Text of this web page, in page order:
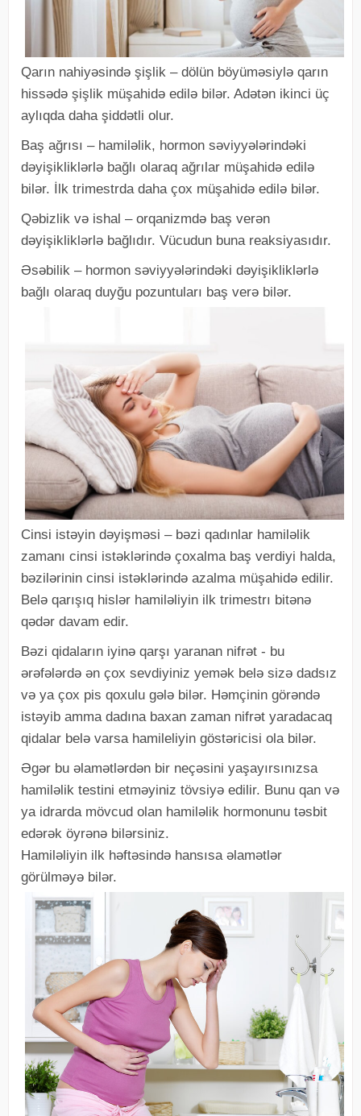
Qarın nahiyəsində şişlik – dölün böyüməsiylə qarın
hissədə şişlik müşahidə edilə bilər. Adətən ikinci üç
aylıqda daha şiddətli olur.
Baş ağrısı – hamiləlik, hormon səviyyələrindəki
dəyişikliklərlə bağlı olaraq ağrılar müşahidə edilə
bilər. İlk trimestrda daha çox müşahidə edilə bilər.
Qəbizlik və ishal – orqanizmdə baş verən
dəyişikliklərlə bağlıdır. Vücudun buna reaksiyasıdır.
Əsəbilik – hormon səviyyələrindəki dəyişikliklərlə
bağlı olaraq duyğu pozuntuları baş verə bilər.
Cinsi istəyin dəyişməsi – bəzi qadınlar hamiləlik
zamanı cinsi istəklərində çoxalma baş verdiyi halda,
bəzilərinin cinsi istəklərində azalma müşahidə edilir.
Belə qarışıq hislər hamiləliyin ilk trimestrı bitənə
qədər davam edir.
Bəzi qidaların iyinə qarşı yaranan nifrət - bu
ərəfələrdə ən çox sevdiyiniz yemək belə sizə dadsız
və ya çox pis qoxulu gələ bilər. Həmçinin görəndə
istəyib amma dadına baxan zaman nifrət yaradacaq
qidalar belə varsa hamileliyin göstəricisi ola bilər.
Əgər bu əlamətlərdən bir neçəsini yaşayırsınızsa
hamiləlik testini etməyiniz tövsiyə edilir. Bunu qan və
ya idrarda mövcud olan hamiləlik hormonunu təsbit
edərək öyrənə bilərsiniz.
Hamiləliyin ilk həftəsində hansısa əlamətlər
görülməyə bilər.